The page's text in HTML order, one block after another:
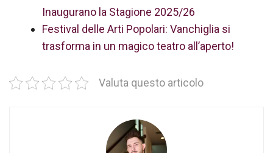
Inaugurano la Stagione 2025/26
Festival delle Arti Popolari: Vanchiglia si
trasforma in un magico teatro all’aperto!
Valuta questo articolo